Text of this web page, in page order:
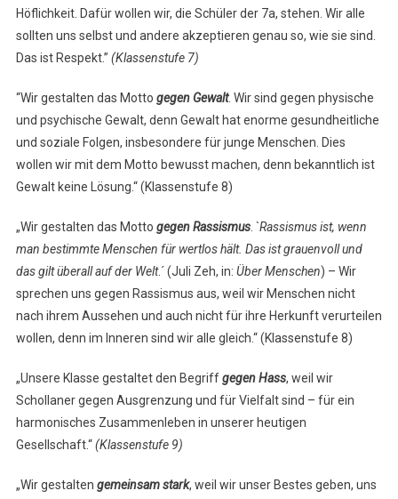
Höflichkeit. Dafür wollen wir, die Schüler der 7a, stehen. Wir alle
sollten uns selbst und andere akzeptieren genau so, wie sie sind.
Das ist Respekt.” (Klassenstufe 7)
“Wir gestalten das Motto gegen Gewalt. Wir sind gegen physische
und psychische Gewalt, denn Gewalt hat enorme gesundheitliche
und soziale Folgen, insbesondere für junge Menschen. Dies
wollen wir mit dem Motto bewusst machen, denn bekanntlich ist
Gewalt keine Lösung.“ (Klassenstufe 8)
„Wir gestalten das Motto gegen Rassismus. `Rassismus ist, wenn
man bestimmte Menschen für wertlos hält. Das ist grauenvoll und
das gilt überall auf der Welt.´ (Juli Zeh, in: Über Menschen) – Wir
sprechen uns gegen Rassismus aus, weil wir Menschen nicht
nach ihrem Aussehen und auch nicht für ihre Herkunft verurteilen
wollen, denn im Inneren sind wir alle gleich.“ (Klassenstufe 8)
„Unsere Klasse gestaltet den Begriffgegen Hass, weil wir
Schollaner gegen Ausgrenzung und für Vielfalt sind – für ein
harmonisches Zusammenleben in unserer heutigen
Gesellschaft.“(Klassenstufe 9)
„Wir gestalten gemeinsam stark, weil wir unser Bestes geben, uns